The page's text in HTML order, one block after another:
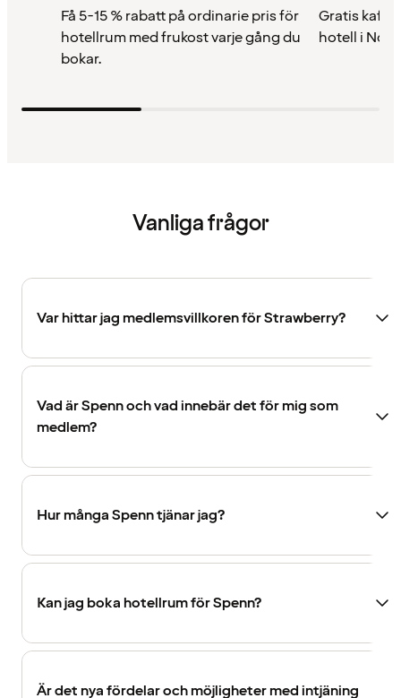
Få 5-15 % rabatt på ordinarie pris för
hotellrum med frukost varje gång du
bokar.
Gratis kaffe
hotell i
Vanliga frågor
Var hittar jag medlemsvillkoren för Strawberry?
Vad är Spenn och vad innebär det för mig som
medlem?
Hur många Spenn tjänar jag?
Kan jag boka hotellrum för Spenn?
Är det nya fördelar och möjligheter med intjäning